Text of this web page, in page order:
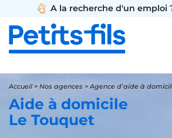
A la recherche d'un emploi
Accueil > Nos agences >Agence d’aide à
Aide à domicile
Le Touquet